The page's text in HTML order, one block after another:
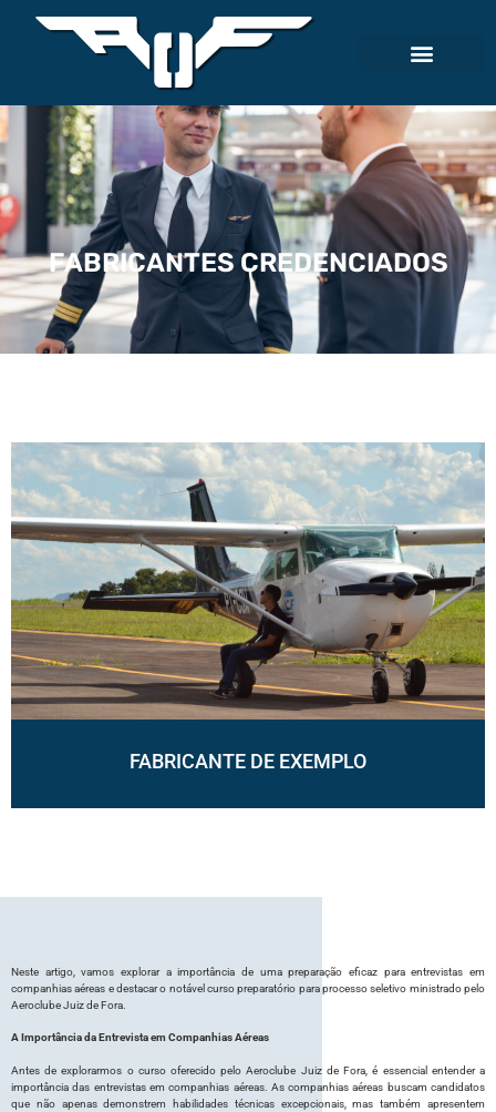
FABRICANTES CREDENCIADOS
FABRICANTE DE EXEMPLO
Neste artigo, vamos explorar a importância de uma preparação eficaz para entrevistas em
companhias aéreas e destacar o notável curso preparatório para processo seletivo ministrado pelo
Aeroclube Juiz de Fora.
A Importância da Entrevista em Companhias Aéreas
Antes de explorarmos o curso oferecido pelo Aeroclube Juiz de Fora, é essencial entender a
importância das entrevistas em companhias aéreas. As companhias aéreas buscam candidatos
que não apenas demonstrem habilidades técnicas excepcionais, mas também apresentem